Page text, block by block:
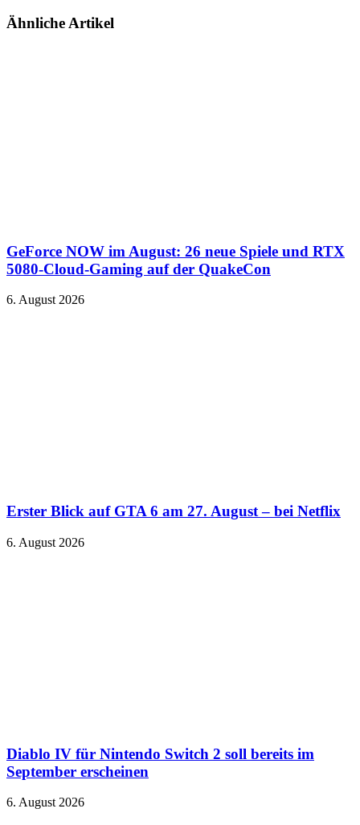
Ähnliche Artikel
GeForce NOW im August: 26 neue Spiele und RTX
5080-Cloud-Gaming auf der QuakeCon
6. August 2026
Erster Blick auf GTA 6 am 27. August – bei Netflix
6. August 2026
Diablo IV für Nintendo Switch 2 soll bereits im
September erscheinen
6. August 2026